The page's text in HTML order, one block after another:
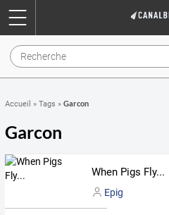
Accueil » Tags » Garcon
Garcon
When Pigs Fly...
Epig